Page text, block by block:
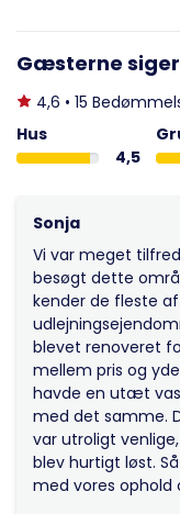
Gæsterne siger
4,6 • 15
Hus
4,5
Sonja
Vi var meget
besøgt dette
kender de fleste af
blevet renoveret
mellem pris og
havde en utæt
med det samme.
var utroligt
blev hurtigt løst.
med vores ophold